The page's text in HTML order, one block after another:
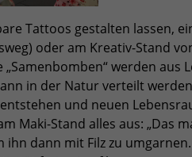
Tattoos gestalten lassen,
oder am Kreativ-Stand
werden aus
in der Natur verteilt
und neuen
Maki-Stand alles aus: „Das
dann mit Filz zu